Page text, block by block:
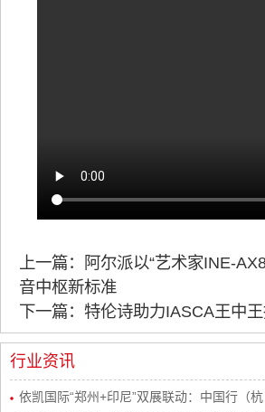
上一篇：阿尔派以“艺术家INE-
音中枢新标准
下一篇：特伦诗助力IASCA王中
行业资讯
依凯国际“郑州+印尼”双展联动：中国行（杭